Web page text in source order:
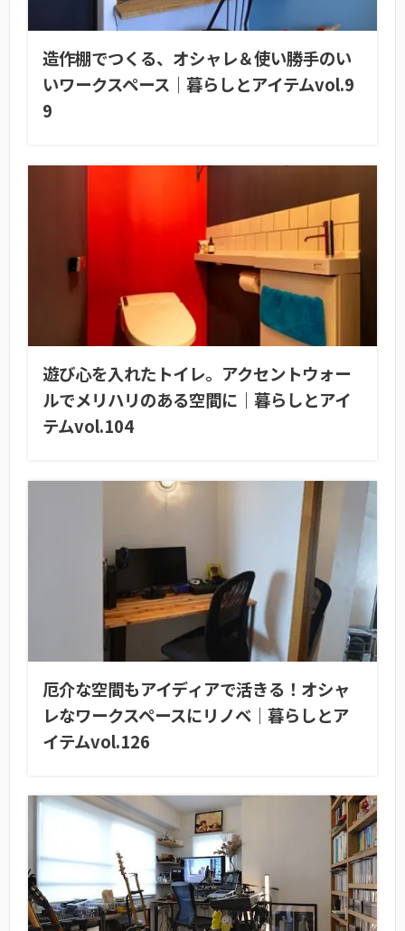
造作棚でつくる、オシャレ＆使い勝手のい
いワークスペース｜暮らしとアイテムvol.9
9
遊び心を入れたトイレ。アクセントウォー
ルでメリハリのある空間に｜暮らしとアイ
テムvol.104
厄介な空間もアイディアで活きる！オシャ
レなワークスペースにリノベ｜暮らしとア
イテムvol.126